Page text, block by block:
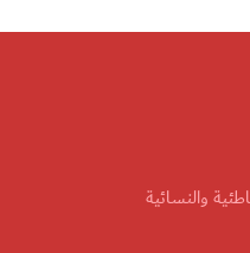
والنسائية